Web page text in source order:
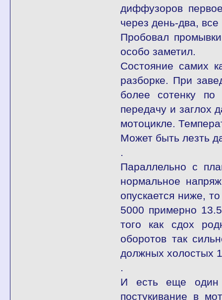
диффузоров
через день-два,
Пробовал
особо заметил.
Состояние самих
разборке. При
более сотенку
передачу и заглох
мотоцикле.
Может быть лезть
.
Параллельно с
нормальное
опускается ниже,
5000 примерно
того как сдох
оборотов так
должных холостых
.
И есть еще один
постукивание в